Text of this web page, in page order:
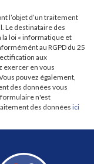
l’objet d’un traitement
Le destinataire des
loi « informatique et
au RGPD du 25
aux
exercer en vous
pouvez également,
des données vous
n'est
des données ici